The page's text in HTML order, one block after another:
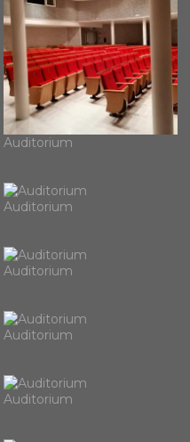
Auditorium
Auditorium
Auditorium
Auditorium
Auditorium